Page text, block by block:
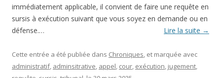
immédiatement applicable, il convient de faire une requête en
sursis à exécution suivant que vous soyez en demande ou en
défense.…
Lire la suite →
Cette entrée a été publiée dans Chroniques , et marquée avec
administratif, adminsitrative appel cour exécution jugement